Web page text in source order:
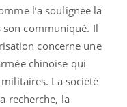
l’a soulignée la
communiqué. Il
concerne une
chinoise qui
La société
recherche, la